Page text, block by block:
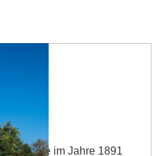
wurde im Jahre 1891